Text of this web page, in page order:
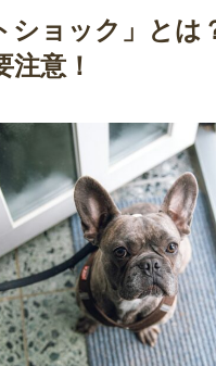
ショック」とは
注意！